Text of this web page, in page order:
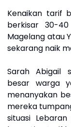
Kenaikan tarif
berkisar 30-
Magelang atau
sekarang naik
Sarah Abigail
besar warga
menanyakan
mereka
situasi